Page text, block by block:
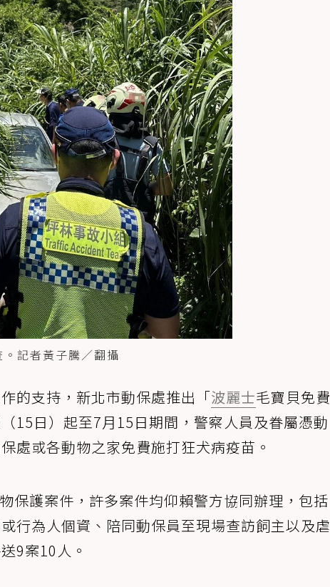
記者黃子騰／翻攝
的支持，新北市動保處推出「波麗士毛寶貝免費
15日）起至7月15日期間，警察人員及眷屬憑動
處或各動物之家免費施打狂犬病疫苗。
保護案件，許多案件均仰賴警方協同辦理，包括
行為人個資、陪同動保員至現場查訪飼主以及虐
9案10人。